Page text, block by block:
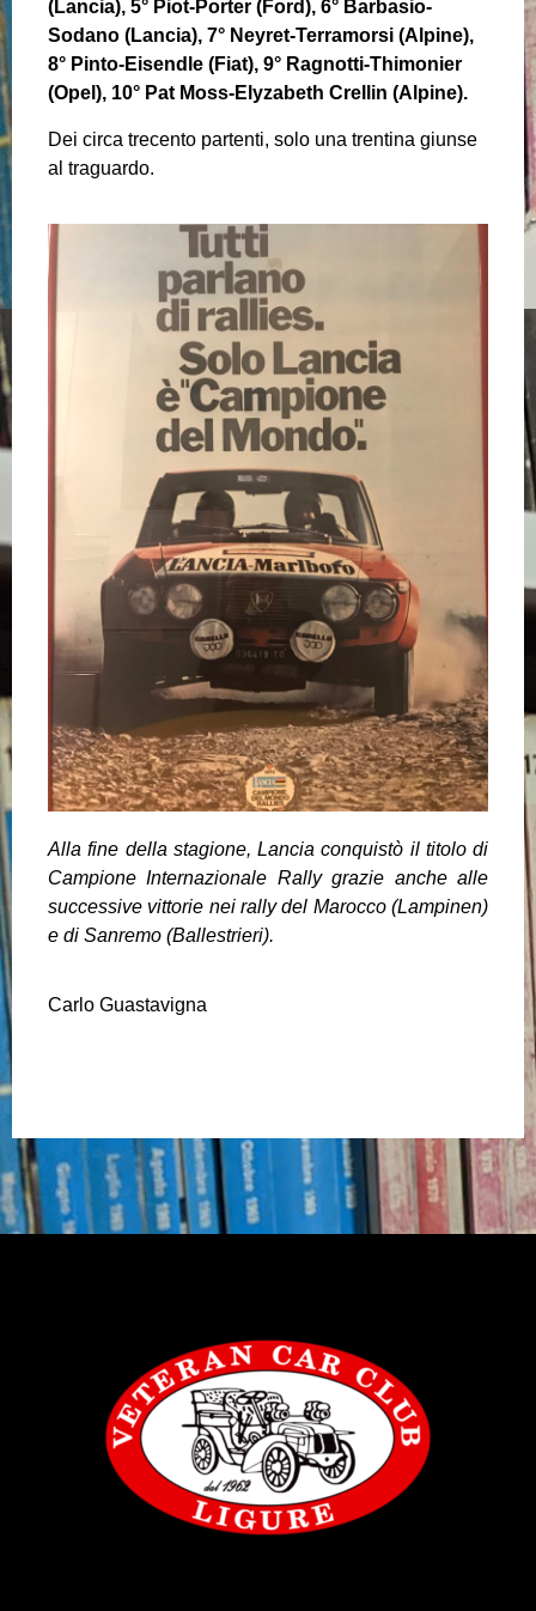
(Lancia), 5° Piot-Porter (Ford), 6° Barbasio-
Sodano (Lancia), 7° Neyret-Terramorsi (Alpine),
8° Pinto-Eisendle (Fiat), 9° Ragnotti-Thimonier
(Opel), 10° Pat Moss-Elyzabeth Crellin (Alpine).
Dei circa trecento partenti, solo una trentina giunse
al traguardo.
Alla fine della stagione, Lancia conquistò il titolo di
Campione Internazionale Rally grazie anche alle
successive vittorie nei rally del Marocco (Lampinen)
e di Sanremo (Ballestrieri).
Carlo Guastavigna